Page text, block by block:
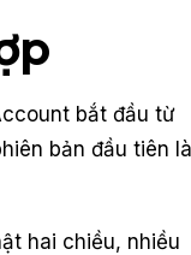
bắt đầu từ
bản đầu tiên là
hai chiều, nhiều